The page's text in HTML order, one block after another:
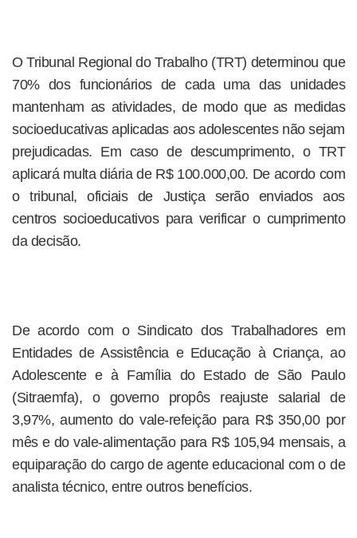
O Tribunal Regional do Trabalho (TRT) determinou que
70% dos funcionários de cada uma das unidades
mantenham as atividades, de modo que as medidas
socioeducativas aplicadas aos adolescentes não sejam
prejudicadas. Em caso de descumprimento, o TRT
aplicará multa diária de R$ 100.000,00. De acordo com
o tribunal, oficiais de Justiça serão enviados aos
centros socioeducativos para verificar o cumprimento
da decisão.
De acordo com o Sindicato dos Trabalhadores em
Entidades de Assistência e Educação à Criança, ao
Adolescente e à Família do Estado de São Paulo
(Sitraemfa), o governo propôs reajuste salarial de
3,97%, aumento do vale-refeição para R$ 350,00 por
mês e do vale-alimentação para R$ 105,94 mensais, a
equiparação do cargo de agente educacional com o de
analista técnico, entre outros benefícios.